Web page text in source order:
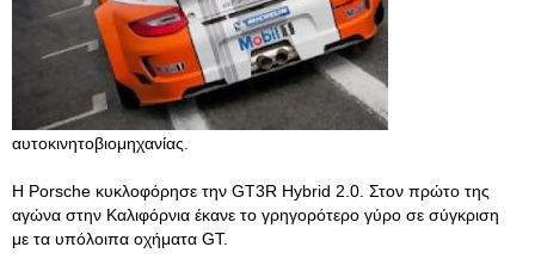
αυτοκινητοβιομηχανίας.
Η Porsche κυκλοφόρησε την GT3R Hybrid 2.0. Στον πρώτο της
αγώνα στην Καλιφόρνια έκανε το γρηγορότερο γύρο σε σύγκριση
με τα υπόλοιπα οχήματα GT.